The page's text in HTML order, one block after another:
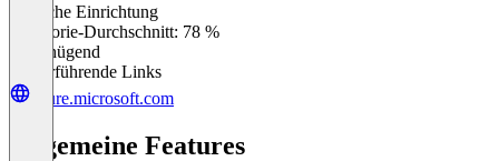
Einfache Einrichtung
Kategorie-Durchschnitt: 78 %
Ungenügend
Weiterführende Links
azure.microsoft.com
Allgemeine Features